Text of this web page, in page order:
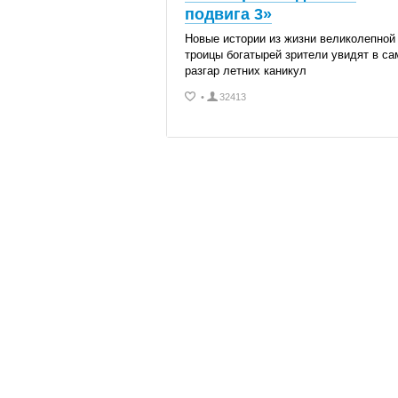
подвига 3»
Новые истории из жизни великолепной
троицы богатырей зрители увидят в
разгар летних каникул
• 32413